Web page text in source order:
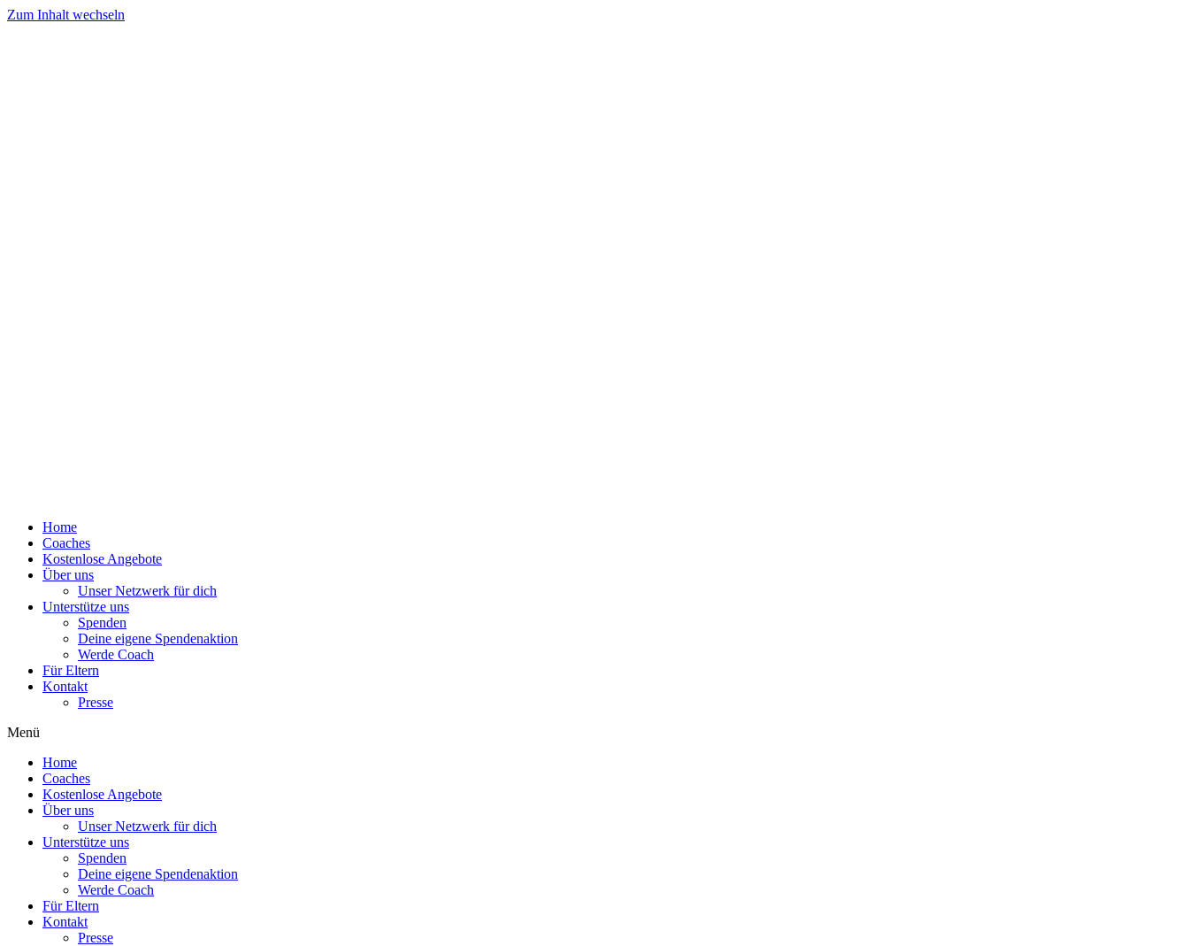
Zum Inhalt wechseln
Home
Coaches
Kostenlose Angebote
Über uns
Unser Netzwerk für dich
Unterstütze uns
Spenden
Deine eigene Spendenaktion
Werde Coach
Für Eltern
Kontakt
Presse
Menü
Home
Coaches
Kostenlose Angebote
Über uns
Unser Netzwerk für dich
Unterstütze uns
Spenden
Deine eigene Spendenaktion
Werde Coach
Für Eltern
Kontakt
Presse